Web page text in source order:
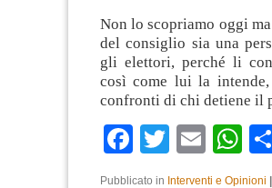
Non lo scopriamo oggi
del consiglio sia una
gli elettori, perché li
così come lui la intende,
confronti di chi detiene il
Facebook
TwitterEmail
Pubblicato in Interventi e Opinioni |